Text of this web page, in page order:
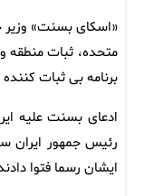
«اسکای بسنت» وزیر
متحده، ثبات منطقه
برنامه بی ثبات
ادعای بسنت علیه
رئیس جمهور ایران
ایشان رسما فتوا